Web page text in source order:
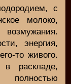
с
молоко,
энергия,
то живого.
в раскладе,
полностью